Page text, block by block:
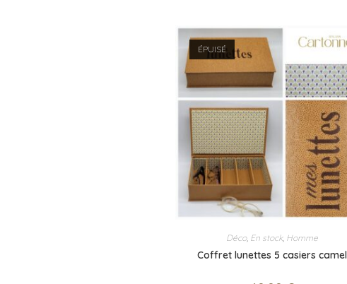
ÉPUISÉ
Déco, En stock, Homme
Coffret lunettes 5 casiers camel